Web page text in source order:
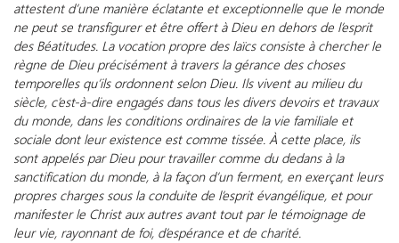
attestent d’une manière éclatante et exceptionnelle que le monde
ne peut se transfigurer et être offert à Dieu en dehors de l’esprit
des Béatitudes. La vocation propre des laïcs consiste à chercher le
règne de Dieu précisément à travers la gérance des choses
temporelles qu’ils ordonnent selon Dieu. Ils vivent au milieu du
siècle, c’est-à-dire engagés dans tous les divers devoirs et travaux
du monde, dans les conditions ordinaires de la vie familiale et
sociale dont leur existence est comme tissée. À cette place, ils
sont appelés par Dieu pour travailler comme du dedans à la
sanctification du monde, à la façon d’un ferment, en exerçant leurs
propres charges sous la conduite de l’esprit évangélique, et pour
manifester le Christ aux autres avant tout par le témoignage de
leur vie, rayonnant de foi, d’espérance et de charité.